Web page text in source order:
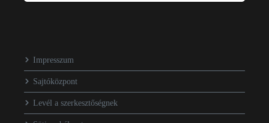
Impresszum
Sajtóközpont
Levél a szerkesztőségnek